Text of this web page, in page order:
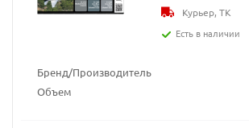
Бренд/Производитель
Объем
Курьер, ТК
Есть в наличии